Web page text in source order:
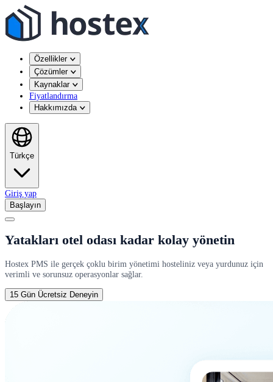
Özellikler
Çözümler
Kaynaklar
Fiyatlandırma
Hakkımızda
Türkçe
Giriş yap
Başlayın
Yatakları otel odası kadar kolay yönetin
Hostex PMS ile gerçek çoklu birim yönetimi hosteliniz veya yurdunuz için
verimli ve sorunsuz operasyonlar sağlar.
15 Gün Ücretsiz Deneyin